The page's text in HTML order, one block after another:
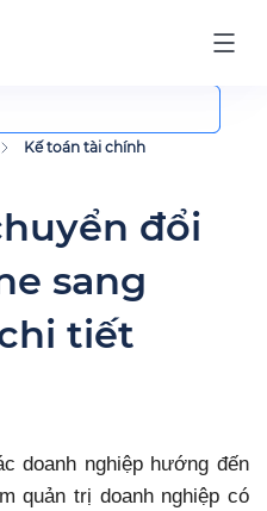
Kế toán tài chính
đổi
sang
tiết
doanh nghiệp hướng đến
quản trị doanh nghiệp có